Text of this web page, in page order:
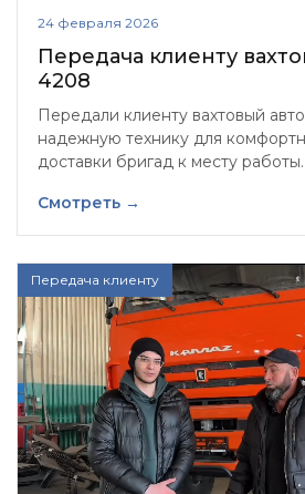
24 февраля 2026
Передача клиенту
4208
Передали клиенту вахтовый
надежную технику для
доставки бригад к месту
всё для эффективной работы на
объектах!
Смотреть →
Передача клиенту